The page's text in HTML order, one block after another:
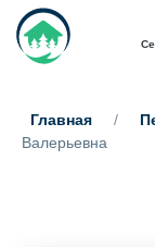
Главная /
Валерьевна